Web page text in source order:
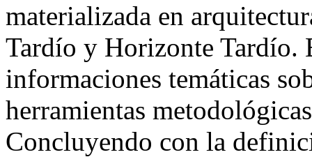
materializada en
Tardío y Horizonte Tardío.
informaciones temáticas
herramientas
Concluyendo con la